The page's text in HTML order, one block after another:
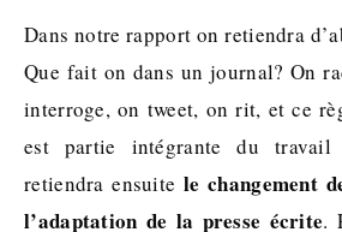
Dans notre rapport on retiendra
Que fait on dans un journal? On
interroge, on tweet, on rit, et ce
est partie intégrante du travail
retiendra ensuite le changement
l’adaptation de la presse écrite.